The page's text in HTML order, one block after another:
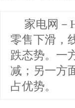
家电网－
零售下滑，
跌态势。一
减；另一方
占优势。